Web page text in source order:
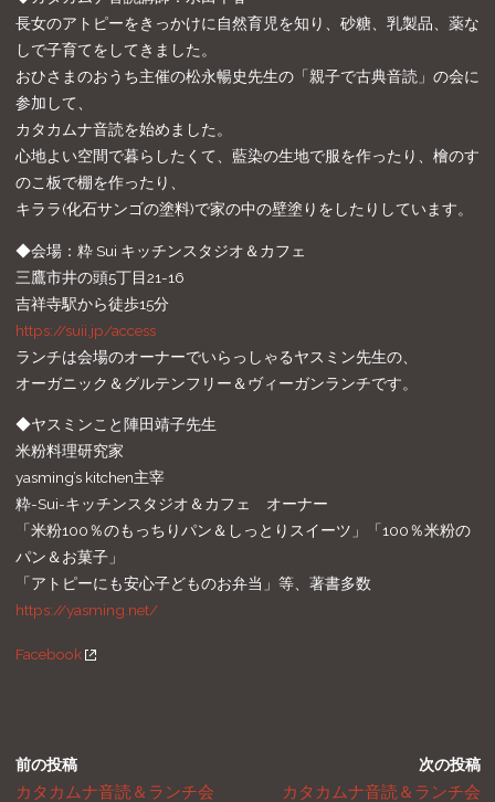
長女のアトピーをきっかけに自然育児を知り、砂糖、乳製品、薬な
しで子育てをしてきました。
おひさまのおうち主催の松永暢史先生の「親子で古典音読」の会に
参加して、
カタカムナ音読を始めました。
心地よい空間で暮らしたくて、藍染の生地で服を作ったり、檜のす
のこ板で棚を作ったり、
キララ(化石サンゴの塗料)で家の中の壁塗りをしたりしています。
◆会場：粋 Sui キッチンスタジオ＆カフェ
三鷹市井の頭5丁目21-16
吉祥寺駅から徒歩15分
https://suii.jp/access
ランチは会場のオーナーでいらっしゃるヤスミン先生の、
オーガニック＆グルテンフリー＆ヴィーガンランチです。
◆ヤスミンこと陣田靖子先生
米粉料理研究家
yasming’s kitchen主宰
粋-Sui-キッチンスタジオ＆カフェ オーナー
「米粉100％のもっちりパン＆しっとりスイーツ」「100％米粉の
パン＆お菓子」
「アトピーにも安心子どものお弁当」等、著書多数
https://yasming.net/
Facebook
前の投稿
カタカムナ音読＆ランチ会
次の投稿
カタカムナ音読＆ランチ会